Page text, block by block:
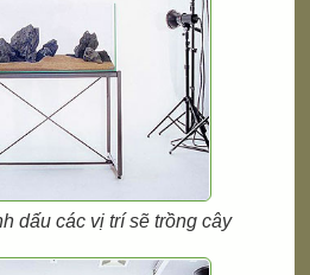
dấu các vị trí sẽ trồng cây